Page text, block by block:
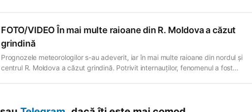
FOTO/VIDEO În mai multe raioane din R. Moldova a căzut
grindină
Prognozele meteorologilor s-au adeverit, iar în mai multe raioane din nordul și
centrul R. Moldova a căzut grindină. Potrivit internauților, fenomenul a fost